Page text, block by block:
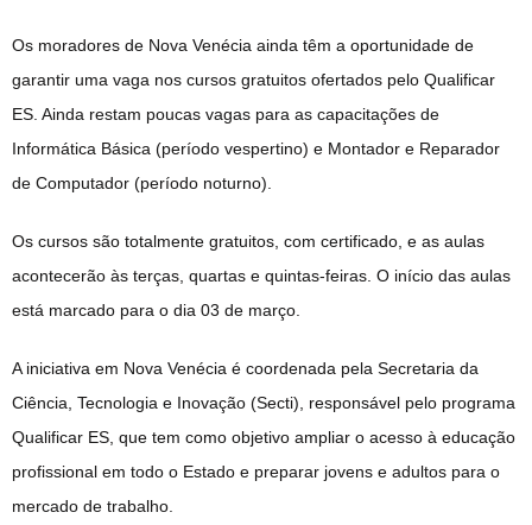
Os moradores de Nova Venécia ainda têm a oportunidade de
garantir uma vaga nos cursos gratuitos ofertados pelo Qualificar
ES. Ainda restam poucas vagas para as capacitações de
Informática Básica (período vespertino) e Montador e Reparador
de Computador (período noturno).
Os cursos são totalmente gratuitos, com certificado, e as aulas
acontecerão às terças, quartas e quintas-feiras. O início das aulas
está marcado para o dia 03 de março.
A iniciativa em Nova Venécia é coordenada pela Secretaria da
Ciência, Tecnologia e Inovação (Secti), responsável pelo programa
Qualificar ES, que tem como objetivo ampliar o acesso à educação
profissional em todo o Estado e preparar jovens e adultos para o
mercado de trabalho.